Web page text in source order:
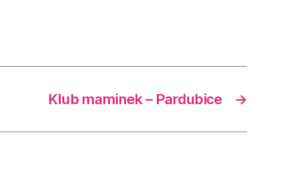
→
Klub maminek – Pardubice